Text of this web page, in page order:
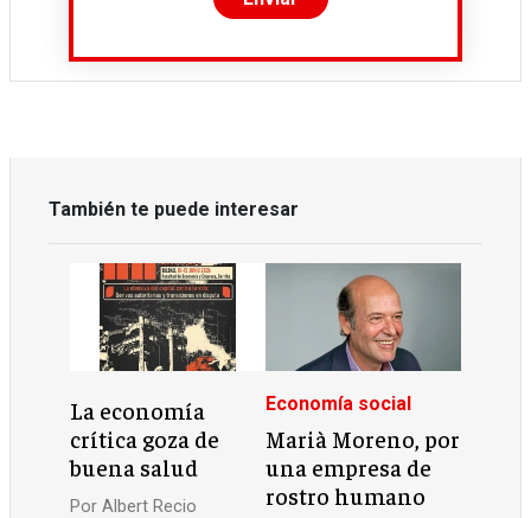
También te puede interesar
La economía
crítica goza de
buena salud
PorAlbert Recio
Economía social
Marià Moreno, por
una empresa de
rostro humano